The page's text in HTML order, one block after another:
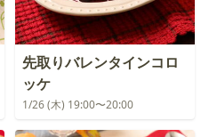
先取りバレンタインコロ
ッケ
1/26 (木) 19:00〜20:00